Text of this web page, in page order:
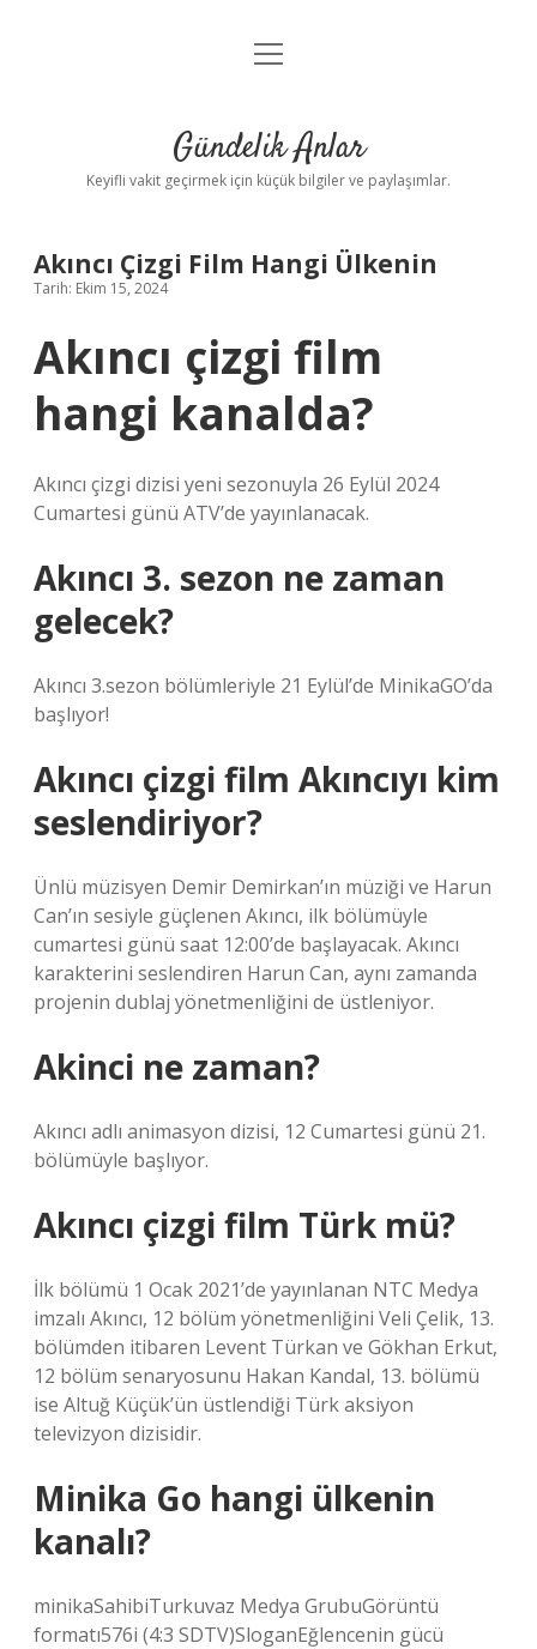
Anasayfa
Yasal Uyarı
menüyü
Gündelik Anlar
Keyifli vakit geçirmek için küçük bilgiler ve paylaşımlar.
Akıncı Çizgi Film Hangi Ülkenin
Tarih: Ekim 15, 2024
Akıncı çizgi film
hangi kanalda?
Akıncı çizgi dizisi yeni sezonuyla 26 Eylül 2024
Cumartesi günü ATV’de yayınlanacak.
Akıncı 3. sezon ne zaman
gelecek?
Akıncı 3.sezon bölümleriyle 21 Eylül’de MinikaGO’da
başlıyor!
Akıncı çizgi film Akıncıyı kim
seslendiriyor?
Ünlü müzisyen Demir Demirkan’ın müziği ve Harun
Can’ın sesiyle güçlenen Akıncı, ilk bölümüyle
cumartesi günü saat 12:00’de başlayacak. Akıncı
karakterini seslendiren Harun Can, aynı zamanda
projenin dublaj yönetmenliğini de üstleniyor.
Akinci ne zaman?
Akıncı adlı animasyon dizisi, 12 Cumartesi günü 21.
bölümüyle başlıyor.
Akıncı çizgi film Türk mü?
İlk bölümü 1 Ocak 2021’de yayınlanan NTC Medya
imzalı Akıncı, 12 bölüm yönetmenliğini Veli Çelik, 13.
bölümden itibaren Levent Türkan ve Gökhan Erkut,
12 bölüm senaryosunu Hakan Kandal, 13. bölümü
ise Altuğ Küçük’ün üstlendiği Türk aksiyon
televizyon dizisidir.
Minika Go hangi ülkenin
kanalı?
minikaSahibiTurkuvaz Medya GrubuGörüntü
formatı576i (4:3 SDTV)SloganEğlencenin gücü